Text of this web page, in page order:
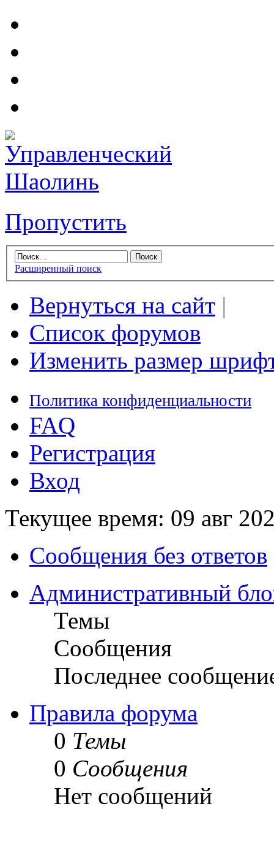
Пропустить
Расширенный поиск
Вернуться на сайт |
Список форумов
Изменить размер
Политика конфиденциальности
FAQ
Регистрация
Вход
Текущее время: 09 авг
Сообщения без ответов
Административный
Темы
Сообщения
Последнее
Правила форума
0 Темы
0 Сообщения
Нет сообщений